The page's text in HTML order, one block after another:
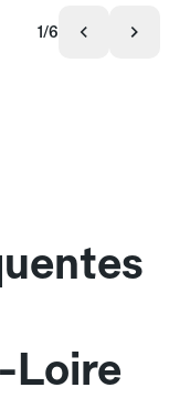
1/6
Loire